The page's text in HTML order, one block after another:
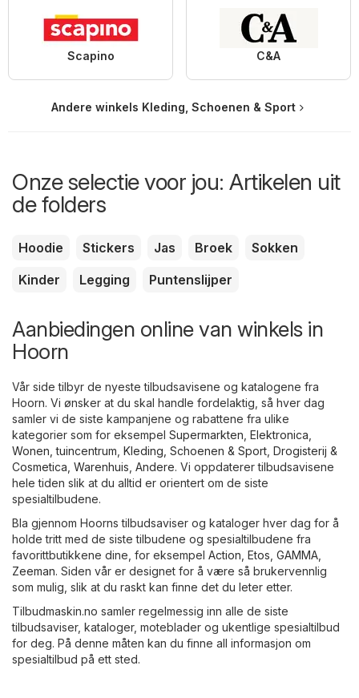
Scapino C&A
Andere winkels Kleding, Schoenen & Sport
Onze selectie voor jou: Artikelen uit
de folders
Hoodie Stickers Jas Broek
Sokken
Kinder
Legging Puntenslijper
Aanbiedingen online van winkels in
Hoorn
Vår side tilbyr de nyeste tilbudsavisene og katalogene fra
Hoorn. Vi ønsker at du skal handle fordelaktig, så hver dag
samler vi de siste kampanjene og rabattene fra ulike
kategorier som for eksempel Supermarkten, Elektronica,
Wonen, tuincentrum, Kleding, Schoenen & Sport, Drogisterij &
Cosmetica, Warenhuis, Andere. Vi oppdaterer tilbudsavisene
hele tiden slik at du alltid er orientert om de siste
spesialtilbudene.
Bla gjennom Hoorns tilbudsaviser og kataloger hver dag for å
holde tritt med de siste tilbudene og spesialtilbudene fra
favorittbutikkene dine, for eksempel Action, Etos, GAMMA,
Zeeman. Siden vår er designet for å være så brukervennlig
som mulig, slik at du raskt kan finne det du leter etter.
Tilbudmaskin.no samler regelmessig inn alle de siste
tilbudsaviser, kataloger, moteblader og ukentlige spesialtilbud
for deg. På denne måten kan du finne all informasjon om
spesialtilbud på ett sted.